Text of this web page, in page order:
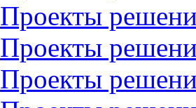
Проекты
Проекты
Проекты